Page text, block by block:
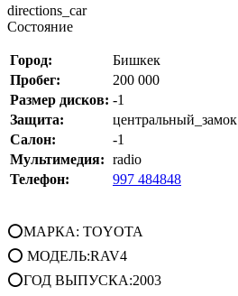
directions_car
Состояние
Город:
Бишкек
Пробег:
200 000
Размер дисков: -1
Защита:
центральный_замок
Салон:
-1
Мультимедия: radio
Телефон:
997 484848
⭕МАРКА: TOYOTA
⭕ МОДЕЛЬ:RAV4
⭕ГОД ВЫПУСКА:2003